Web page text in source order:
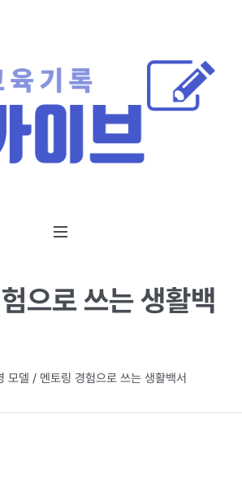
으로 쓰는 생활백
모델 / 멘토링 경험으로 쓰는 생활백서